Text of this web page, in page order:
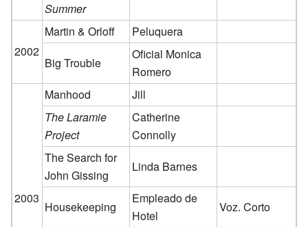
Summer
2002
Martin & Orloff
Peluquera
Big Trouble
Oficial Monica
Romero
2003
Manhood
Jill
The Laramie
Project
Catherine
Connolly
The Search for
John Gissing
Linda Barnes
Housekeeping
Empleado de
Hotel
Voz. Corto